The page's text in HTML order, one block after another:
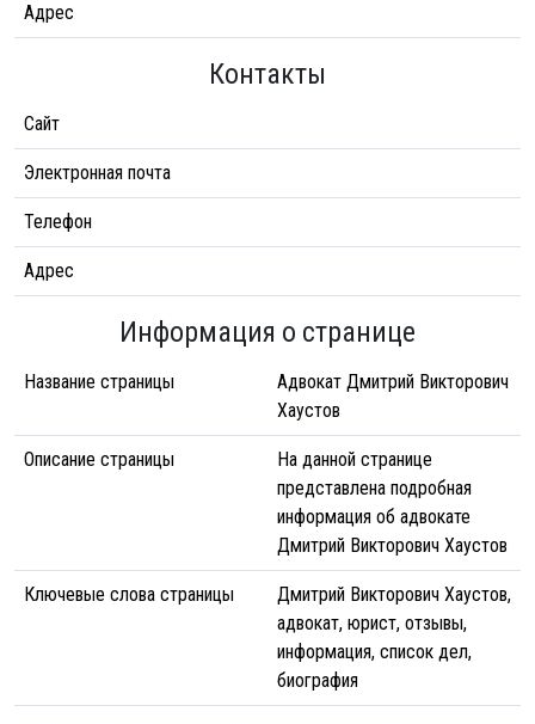
Адрес
Контакты
Сайт
Электронная почта
Телефон
Адрес
Информация о странице
Название страницы
Адвокат Дмитрий Викторович
Хаустов
Описание страницы
На данной странице
представлена подробная
информация об адвокате
Дмитрий Викторович Хаустов
Ключевые слова страницы
Дмитрий Викторович Хаустов,
адвокат, юрист, отзывы,
информация, список дел,
биография